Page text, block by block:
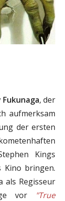
Fukunaga, der
aufmerksam
der ersten
Kings
Kino bringen.
als Regisseur
vor
"True